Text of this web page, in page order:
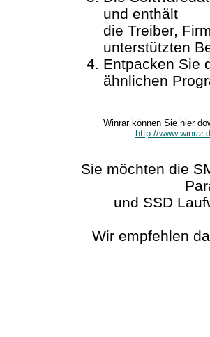
und enthält
die Treiber,
unterstützten
Entpacken Sie
ähnlichen
Winrar können Sie hier
http://
Sie möchten die
und SSD
Wir empfehlen